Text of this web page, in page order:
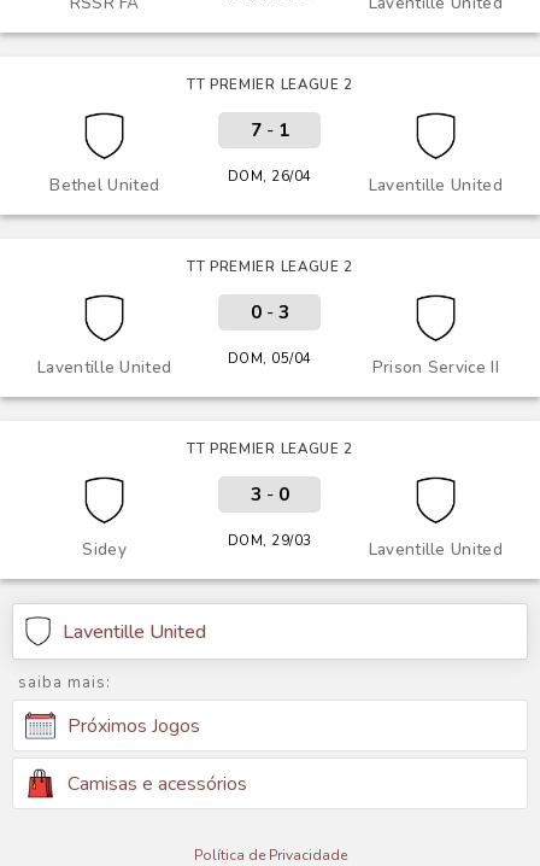
TT PREMIER LEAGUE 2
Bethel United Laventille United
7- 1
DOM, 26/04
TT PREMIER LEAGUE 2
Laventille United Prison Service II
0- 3
DOM, 05/04
TT PREMIER LEAGUE 2
Sidey Laventille United
3 - 0
DOM, 29/03
Laventille United
saiba mais:
Próximos Jogos
Camisas e acessórios
Política de Privacidade